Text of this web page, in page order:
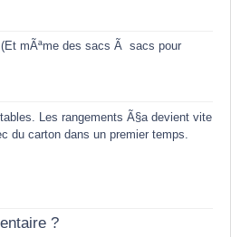
mÃªme des sacs Ã sacs pour
Les rangements Ã§a devient vite
du carton dans un premier temps.
?